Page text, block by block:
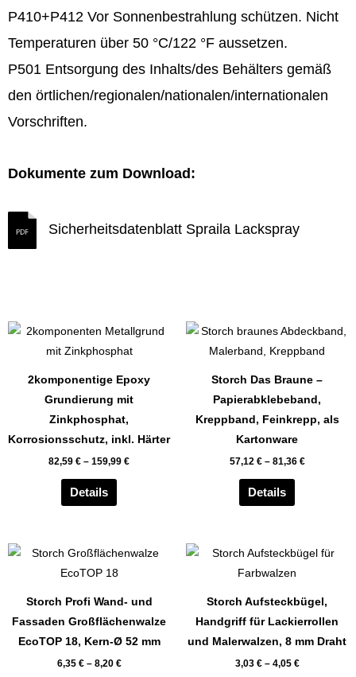
P410+P412 Vor Sonnenbestrahlung schützen. Nicht
Temperaturen über 50 °C/122 °F aussetzen.
P501 Entsorgung des Inhalts/des Behälters gemäß
den örtlichen/regionalen/nationalen/internationalen
Vorschriften.
Dokumente zum Download:
Sicherheitsdatenblatt Spraila Lackspray
2komponentige Epoxy
Grundierung mit
Zinkphosphat,
Korrosionsschutz, inkl. Härter
82,59 € – 159,99 €
Details
Dieses
Produkt
auf
Produktseite
gewählt
Storch Das Braune –
Papierabklebeband,
Kreppband, Feinkrepp, als
Kartonware
57,12 €– 81,36 €
Details
Dieses
Produkt
auf
gewählt
Storch Profi Wand- und
Fassaden Großflächenwalze
EcoTOP 18, Kern-Ø 52 mm
6,35 €– 8,20 €
Dieses
Produkt
Storch Aufsteckbügel,
Handgriff für Lackierrollen
und Malerwalzen, 8 mm Draht
3,03 €– 4,05 €
Dieses
Produkt